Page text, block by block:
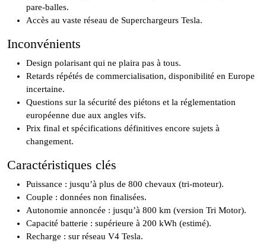
pare-balles.
Accès au vaste réseau de Superchargeurs Tesla.
Inconvénients
Design polarisant qui ne plaira pas à tous.
Retards répétés de commercialisation, disponibilité en Europe
incertaine.
Questions sur la sécurité des piétons et la réglementation
européenne due aux angles vifs.
Prix final et spécifications définitives encore sujets à
changement.
Caractéristiques clés
Puissance : jusqu’à plus de 800 chevaux (tri-moteur).
Couple : données non finalisées.
Autonomie annoncée : jusqu’à 800 km (version Tri Motor).
Capacité batterie : supérieure à 200 kWh (estimé).
Recharge : sur réseau V4 Tesla.